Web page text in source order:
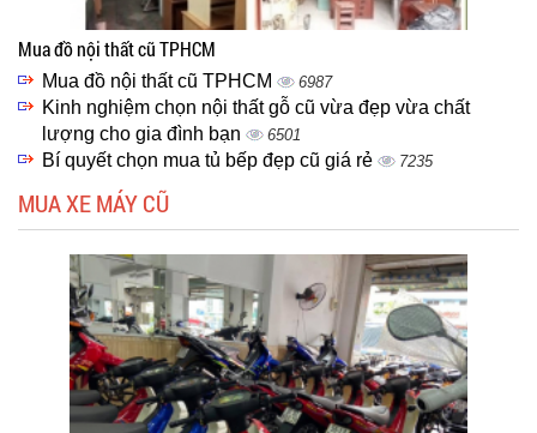
Mua đồ nội thất cũ TPHCM
Mua đồ nội thất cũ TPHCM 6987
Kinh nghiệm chọn nội thất gỗ cũ vừa đẹp vừa chất
lượng cho gia đình bạn
6501
Bí quyết chọn mua tủ bếp đẹp cũ giá rẻ 7235
MUA XE MÁY CŨ